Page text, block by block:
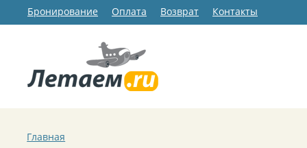
Бронирование Оплата Возврат Контакты
Главная